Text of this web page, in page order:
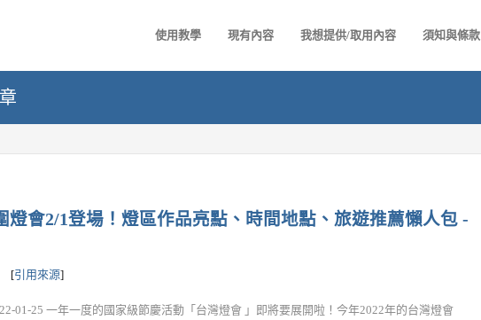
使用教學 現有內容 我想提供/取用內容 須知與條款
燈會2/1登場！燈區作品亮點、時間地點、旅遊推薦懶人包 -
[引用來源]
01-25 一年一度的國家級節慶活動「台灣燈會 」即將要展開啦！今年2022年的台灣燈會